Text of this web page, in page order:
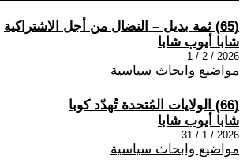
(65) ثمة بديل – النضال من أجل الاشتراكية
شابا أيوب شابا
2026 / 2 / 1
مواضيع وابحاث سياسية
(66) الولايات المُتحدة تُهدّد كوبا
شابا أيوب شابا
2026 / 1 / 31
مواضيع وابحاث سياسية